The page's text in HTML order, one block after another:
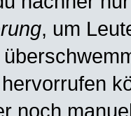
, um
noch